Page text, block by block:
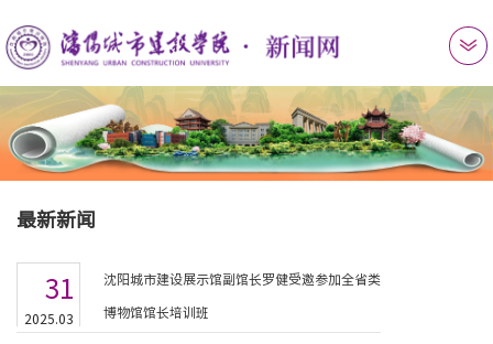
最新新闻
31
2025.03
沈阳城市建设展示馆副馆长罗健受邀参加全省类
博物馆馆长培训班